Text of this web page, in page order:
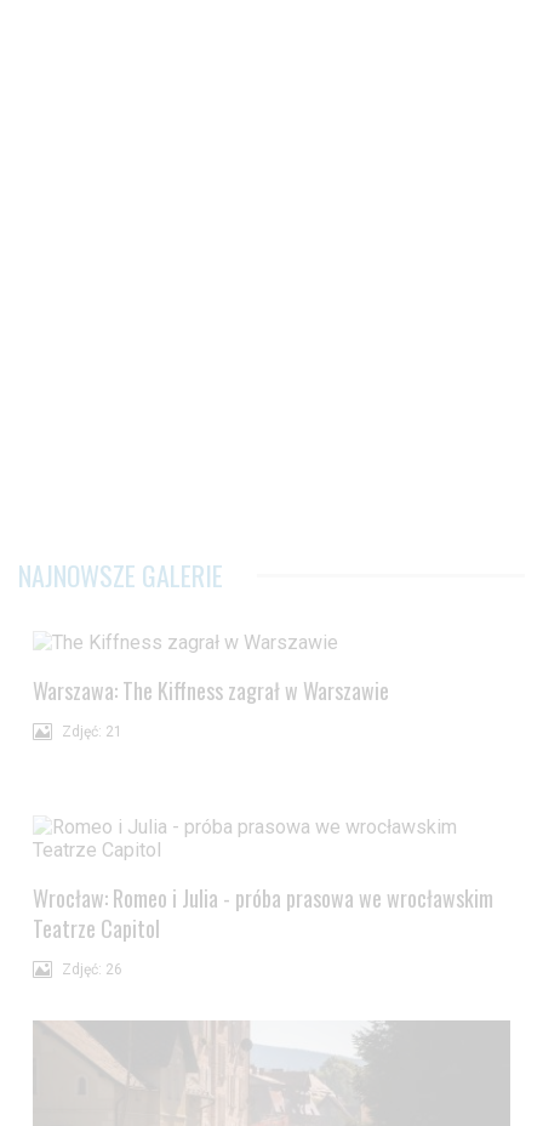
NAJNOWSZE GALERIE
Warszawa: The Kiffness zagrał w Warszawie
Zdjęć: 21
Wrocław: Romeo i Julia - próba prasowa we wrocławskim
Teatrze Capitol
Zdjęć: 26